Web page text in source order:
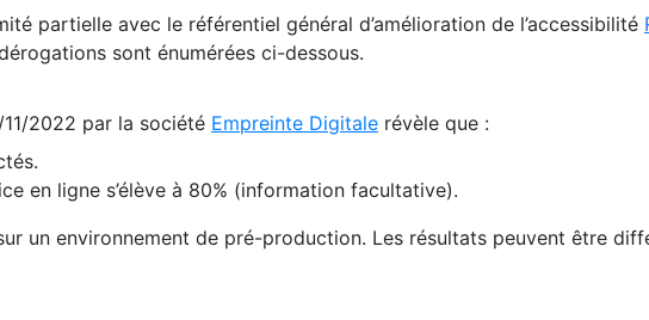
partielle avec le référentiel général d’amélioration de l’accessibilité
sont énumérées ci-dessous.
2022 par la société Empreinte Digitale révèle que :
en ligne s’élève à 80% (information facultative).
un environnement de pré-production. Les résultats peuvent être